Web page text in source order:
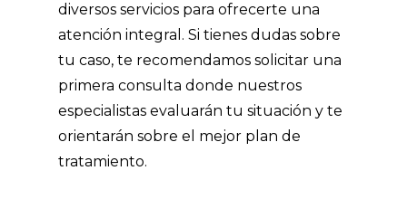
diversos servicios para ofrecerte una
atención integral. Si tienes dudas sobre
tu caso, te recomendamos solicitar una
primera consulta donde nuestros
especialistas evaluarán tu situación y te
orientarán sobre el mejor plan de
tratamiento.